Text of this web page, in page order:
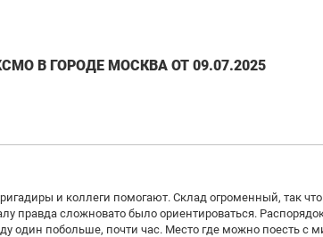
В ГОРОДЕ МОСКВА ОТ 09.07.2025
и коллеги помогают. Склад огроменный, так
правда сложновато было ориентироваться.
один побольше, почти час. Место где можно поесть с